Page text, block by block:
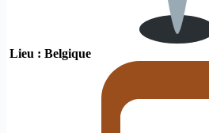
Lieu : Belgique